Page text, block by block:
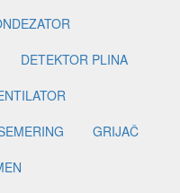
DETEKTOR PLINA
GRIJAČ